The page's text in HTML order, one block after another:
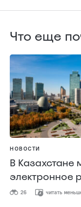
Что еще
НОВОСТИ
В Казахстане
электронное
26 читать